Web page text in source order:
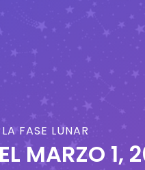
FASE LUNAR
MARZO 1,